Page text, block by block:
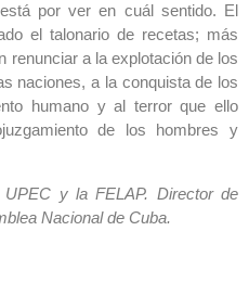
por ver en cuál sentido. El
el talonario de recetas; más
renunciar a la explotación de los
naciones, a la conquista de los
humano y al terror que ello
de los hombres y
y la FELAP. Director de
Nacional de Cuba.